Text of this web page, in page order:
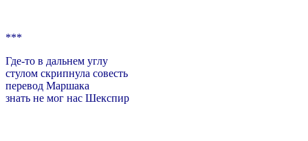
***
Где-то в дальнем углу
стулом скрипнула совесть
перевод Маршака
знать не мог нас Шекспир